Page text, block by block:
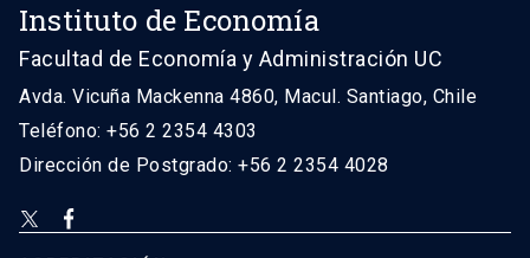
Instituto de Economía
Facultad de Economía y Administración UC
Avda. Vicuña Mackenna 4860, Macul. Santiago, Chile
Teléfono: +56 2 2354 4303
Dirección de Postgrado: +56 2 2354 4028